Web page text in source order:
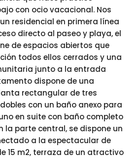
con ocio vacacional. Nos
residencial en primera línea
directo al paseo y playa, el
de espacios abiertos que
todos ellos cerrados y una
junto a la entrada
dispone de una
rectangular de tres
con un baño anexo para
en suite con baño completo
la parte central, se dispone un
a la espectacular de
15 m2, terraza de un atractivo